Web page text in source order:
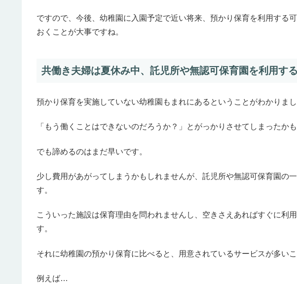
ですので、今後、幼稚園に入園予定で近い将来、預かり保育を利用する
おくことが大事ですね。
共働き夫婦は夏休み中、託児所や無認可保育園を利用す
預かり保育を実施していない幼稚園もまれにあるということがわかりまし
「もう働くことはできないのだろうか？」とがっかりさせてしまったかも
でも諦めるのはまだ早いです。
少し費用があがってしまうかもしれませんが、託児所や無認可保育園の
す。
こういった施設は保育理由を問われませんし、空きさえあればすぐに利
す。
それに幼稚園の預かり保育に比べると、用意されているサービスが多いこ
例えば…